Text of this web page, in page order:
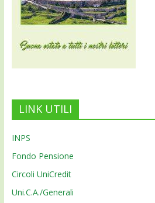
LINK UTILI
INPS
Fondo Pensione
Circoli UniCredit
Uni.C.A./Generali